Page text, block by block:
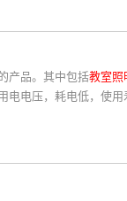
产品。其中包括教室照
电压，耗电低，使